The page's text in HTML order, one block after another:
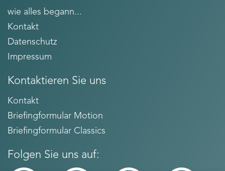
wie alles begann...
Kontakt
Datenschutz
Impressum
Kontaktieren Sie uns
Kontakt
Briefingformular Motion
Briefingformular Classics
Folgen Sie uns auf: